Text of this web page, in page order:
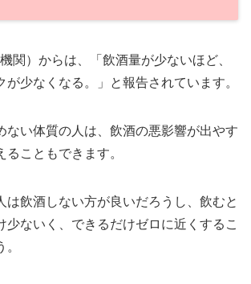
関）からは、「飲酒量が少ないほど、
が少なくなる。」と報告されています。
ない体質の人は、飲酒の悪影響が出やす
ることもできます。
は飲酒しない方が良いだろうし、飲むと
少ないく、できるだけゼロに近くするこ